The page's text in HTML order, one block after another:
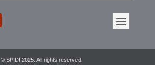
© SPIDI 2025. All rights reserved.